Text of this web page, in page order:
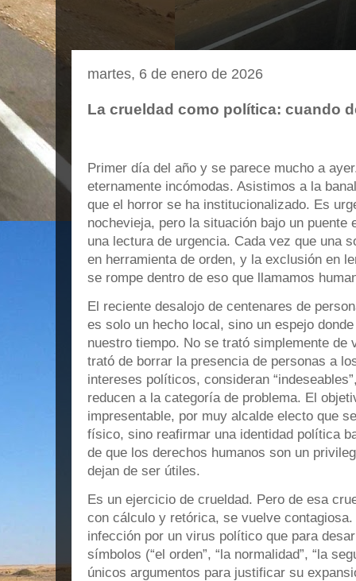
martes, 6 de enero de 2026
La crueldad como política: cuando
Primer día del año y se parece mucho a
eternamente incómodas. Asistimos a la
que el horror se ha institucionalizado. Es
nochevieja, pero la situación bajo un puente
una lectura de urgencia. Cada vez que una
en herramienta de orden, y la exclusión en
se rompe dentro de eso que llamamos
El reciente desalojo de centenares de
es solo un hecho local, sino un espejo
nuestro tiempo. No se trató simplemente de
trató de borrar la presencia de personas a
intereses políticos, consideran
reducen a la categoría de problema. El
impresentable, por muy alcalde electo que
físico, sino reafirmar una identidad política
de que los derechos humanos son un
dejan de ser útiles.
Es un ejercicio de crueldad. Pero de esa
con cálculo y retórica, se vuelve
infección por un virus político que para
símbolos (“el orden”, “la normalidad”, “la
únicos argumentos para justificar su